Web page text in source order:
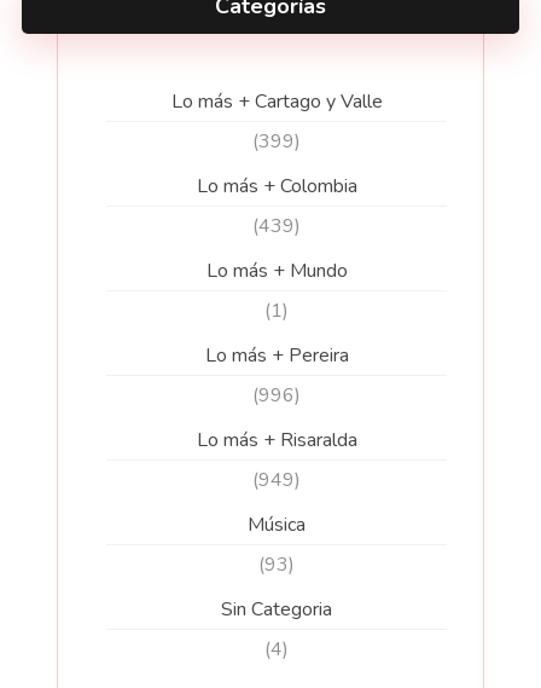
Categorías
Lo más + Cartago y Valle
(399)
Lo más + Colombia
(439)
Lo más + Mundo
(1)
Lo más + Pereira
(996)
Lo más + Risaralda
(949)
Música
(93)
Sin Categoria
(4)